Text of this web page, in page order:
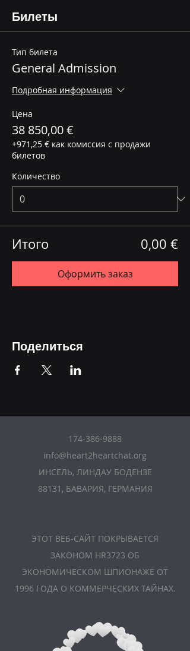
Билеты
Тип билета
General Admission
Подробная информация
Цена
38 850,00 €
+971,25 € как комиссия с продажи
билетов
Количество
Итого 0,00 €
Оформить заказ
Поделиться
174-386-9888
info@heart2heartchat.org
ИНСЕЛЬ, ЛИНДАУ БОДЕНЗЕ
88131, БАВАРИЯ, ГЕРМАНИЯ
ЭТОТ ВЕБ-САЙТ ПОКРЫВАЕТСЯ
ЗАКОНОМ HR3723 ОБ
ЭКОНОМИЧЕСКОМ ШПИОНАЖЕ ОТ
1996 ГОДА О КОММЕРЧЕСКИХ ТАЙНАХ.